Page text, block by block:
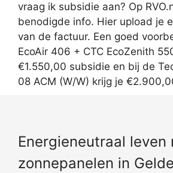
vraag ik subsidie aan? Op
benodigde info. Hier upload je
van de factuur. Een goed
EcoAir 406 + CTC EcoZenith
€1.550,00 subsidie en bij de
08 ACM (W/W) krijg je
Energieneutraal leven
zonnepanelen in